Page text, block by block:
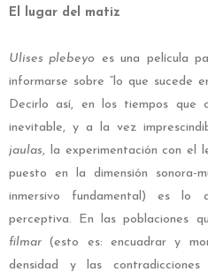
El lugar del matiz
Ulises plebeyo es una película
informarse sobre “lo que sucede
Decirlo así, en los tiempos que
inevitable, y a la vez
jaulas, la experimentación con el
puesto en la dimensión sonora-
inmersivo fundamental) es lo
perceptiva. En las poblaciones
filmar (esto es: encuadrar y
densidad y las contradicciones